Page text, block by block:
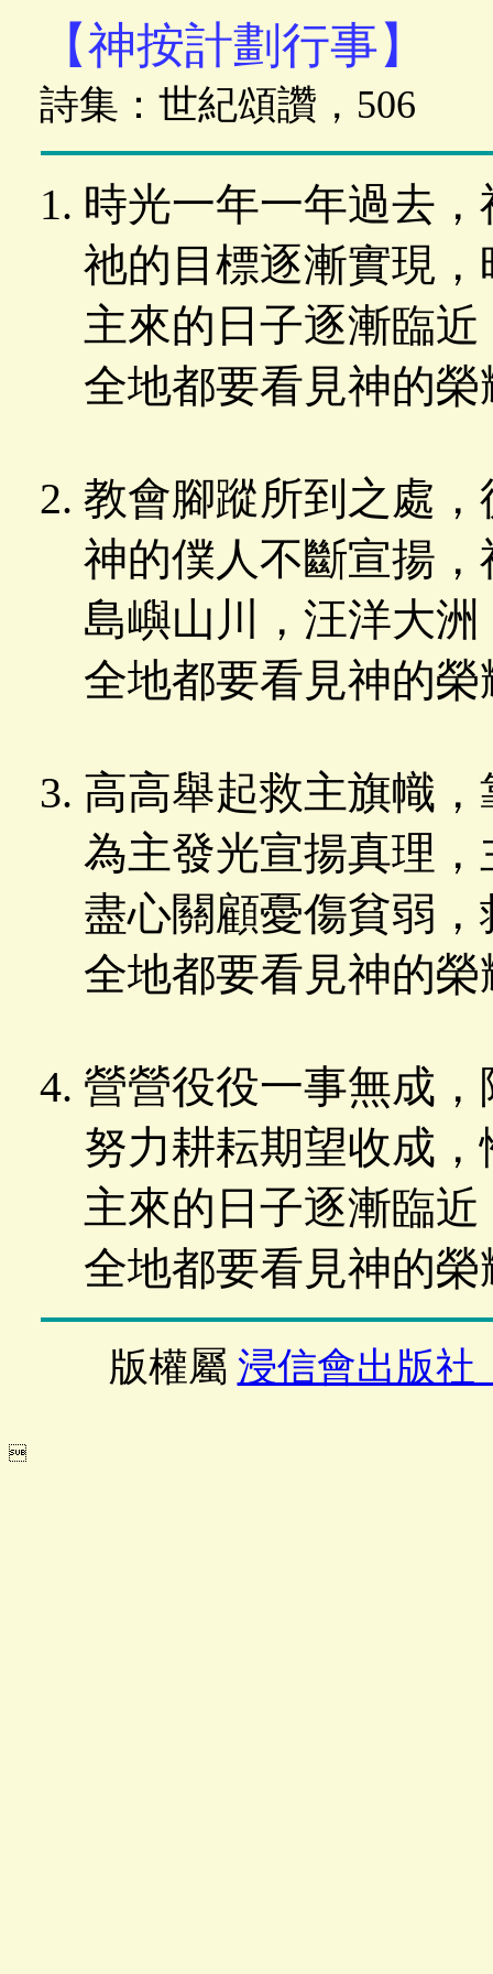
【神按計劃行事】
詩集：世紀頌讚，506
時光一年一年過去
祂的目標逐漸實現
主來的日子逐漸臨
全地都要看見神的
教會腳蹤所到之處
神的僕人不斷宣揚
島嶼山川，汪洋大
全地都要看見神的
高高舉起救主旗幟
為主發光宣揚真理
盡心關顧憂傷貧弱
全地都要看見神的
營營役役一事無成
努力耕耘期望收成
主來的日子逐漸臨
全地都要看見神的
版權屬 浸信會出版社
